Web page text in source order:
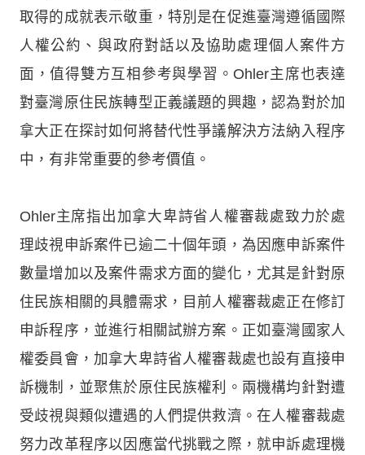
取得的成就表示敬重，特別是在促進臺灣遵循國際
人權公約、與政府對話以及協助處理個人案件方
面，值得雙方互相參考與學習。Ohler主席也表達
對臺灣原住民族轉型正義議題的興趣，認為對於加
拿大正在探討如何將替代性爭議解決方法納入程序
中，有非常重要的參考價值。
Ohler主席指出加拿大卑詩省人權審裁處致力於處
理歧視申訴案件已逾二十個年頭，為因應申訴案件
數量增加以及案件需求方面的變化，尤其是針對原
住民族相關的具體需求，目前人權審裁處正在修訂
申訴程序，並進行相關試辦方案。正如臺灣國家人
權委員會，加拿大卑詩省人權審裁處也設有直接申
訴機制，並聚焦於原住民族權利。兩機構均針對遭
受歧視與類似遭遇的人們提供救濟。在人權審裁處
努力改革程序以因應當代挑戰之際，就申訴處理機